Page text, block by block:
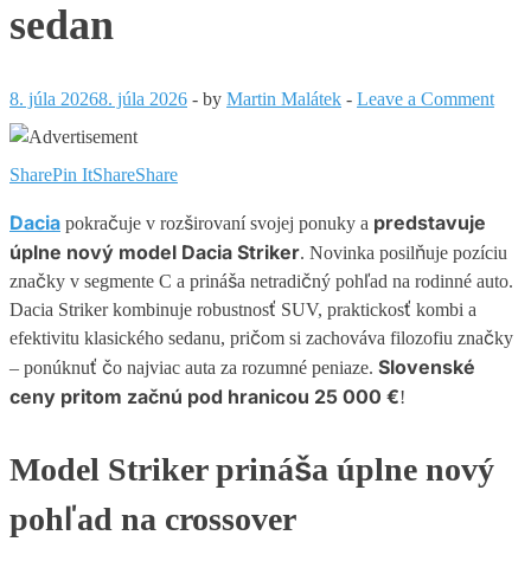
sedan
8. júla 20268. júla 2026 - by Martin Malátek - Leave a Comment
SharePin ItShareShare
Dacia pokračuje v rozširovaní svojej ponuky a predstavuje
úplne nový model Dacia Striker. Novinka posilňuje pozíciu
značky v segmente C a prináša netradičný pohľad na rodinné auto.
Dacia Striker kombinuje robustnosť SUV, praktickosť kombi a
efektivitu klasického sedanu, pričom si zachováva filozofiu značky
– ponúknuť čo najviac auta za rozumné peniaze. Slovenské
ceny pritom začnú pod hranicou 25 000 €!
Model Striker prináša úplne nový
pohľad na crossover